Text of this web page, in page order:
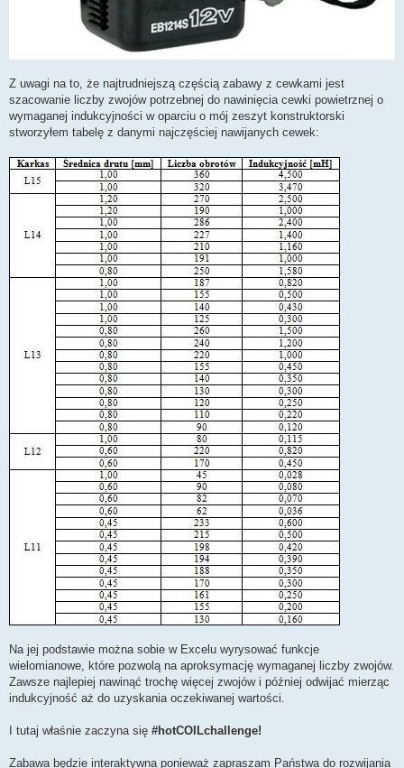
Z uwagi na to, że najtrudniejszą częścią zabawy z cewkami jest
szacowanie liczby zwojów potrzebnej do nawinięcia cewki powietrznej o
wymaganej indukcyjności w oparciu o mój zeszyt konstruktorski
stworzyłem tabelę z danymi najczęściej nawijanych cewek:
Na jej podstawie można sobie w Excelu wyrysować funkcje
wielomianowe, które pozwolą na aproksymację wymaganej liczby zwojów.
Zawsze najlepiej nawinąć trochę więcej zwojów i później odwijać mierząc
indukcyjność aż do uzyskania oczekiwanej wartości.
I tutaj właśnie zaczyna się #hotCOILchallenge!
Zabawa będzie interaktywna ponieważ zapraszam Państwa do rozwijania